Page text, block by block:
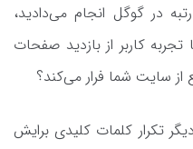
در گوگل انجام می‌دادید،
کاربر از بازدید صفحات
از سایت شما فرار می‌کند؟
تکرار کلمات کلیدی برایش